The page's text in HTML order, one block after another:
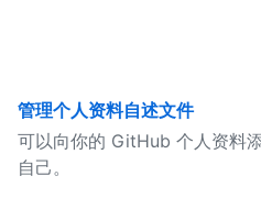
管理个人资料自述文件
可以向你的 GitHub 个人资料
自己。